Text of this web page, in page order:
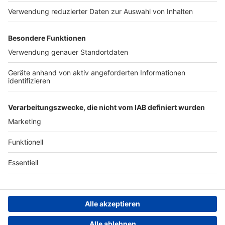
https://www.7days.de/nota
ufnahme WERBUNG Hier
Werbepartnern und
„NotAufnahme“:
https://linktr.ee/notaufnah
Schickt gerne eine E-Mail
Werben
Archiv
ANTENNE BAYERN GROUP
Stiftung ANTENNE BAYERN
hilft
Teilnahmebedingungen
Grounding Page ANTENNE
BAYERN
Datenschutz­erklärung
einstellungen
Persönliche Datenkontrolle